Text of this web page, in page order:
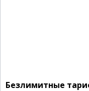
Безлимитные